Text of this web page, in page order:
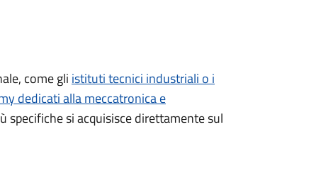
come gli istituti tecnici industriali o i
dedicati alla meccatronica e
specifiche si acquisisce direttamente sul